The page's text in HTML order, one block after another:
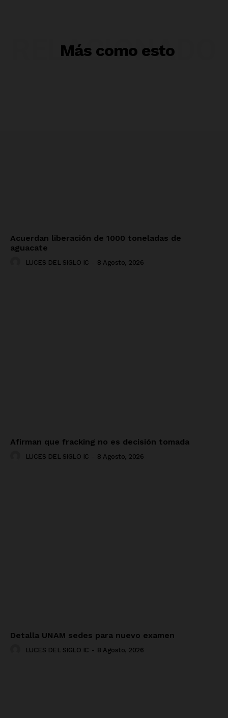
Más como esto
RELACIONADO
Acuerdan liberación de 1000 toneladas de
aguacate
LUCES DEL SIGLO IC - 8 Agosto, 2026
Afirman que fracking no es decisión tomada
LUCES DEL SIGLO IC - 8 Agosto, 2026
Detalla UNAM sedes para nuevo examen
LUCES DEL SIGLO IC - 8 Agosto, 2026